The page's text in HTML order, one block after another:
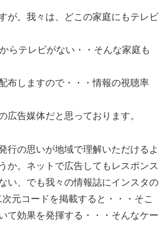
が。我々は、どこの家庭にもテレビ
らテレビがない・・そんな家庭も
布しますので・・・情報の視聴率
広告媒体だと思っております。
行の思いが地域で理解いただけるよ
か。ネットで広告してもレスポンス
い、でも我々の情報誌にインスタの
元コードを掲載すると・・・そこ
て効果を発揮する・・・そんなケー